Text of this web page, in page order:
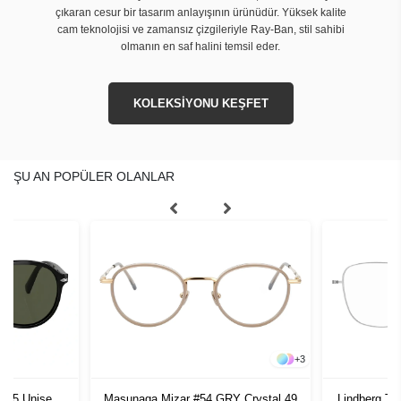
çıkaran cesur bir tasarım anlayışının ürünüdür. Yüksek kalite
cam teknolojisi ve zamansız çizgileriyle Ray-Ban, stil sahibi
olmanın en saf halini temsil eder.
KOLEKSİYONU KEŞFET
ŞU AN POPÜLER OLANLAR
+3